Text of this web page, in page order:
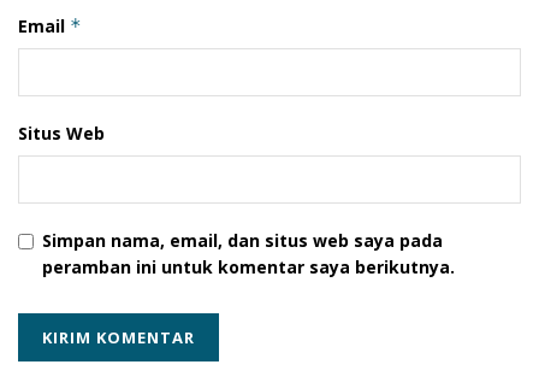
Email *
Situs Web
Simpan nama, email, dan situs web saya pada
peramban ini untuk komentar saya berikutnya.